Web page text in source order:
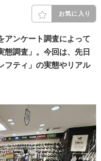
お気に入り
アンケート調査によって
態調査」。今回は、先日
フティ」の実態やリアル